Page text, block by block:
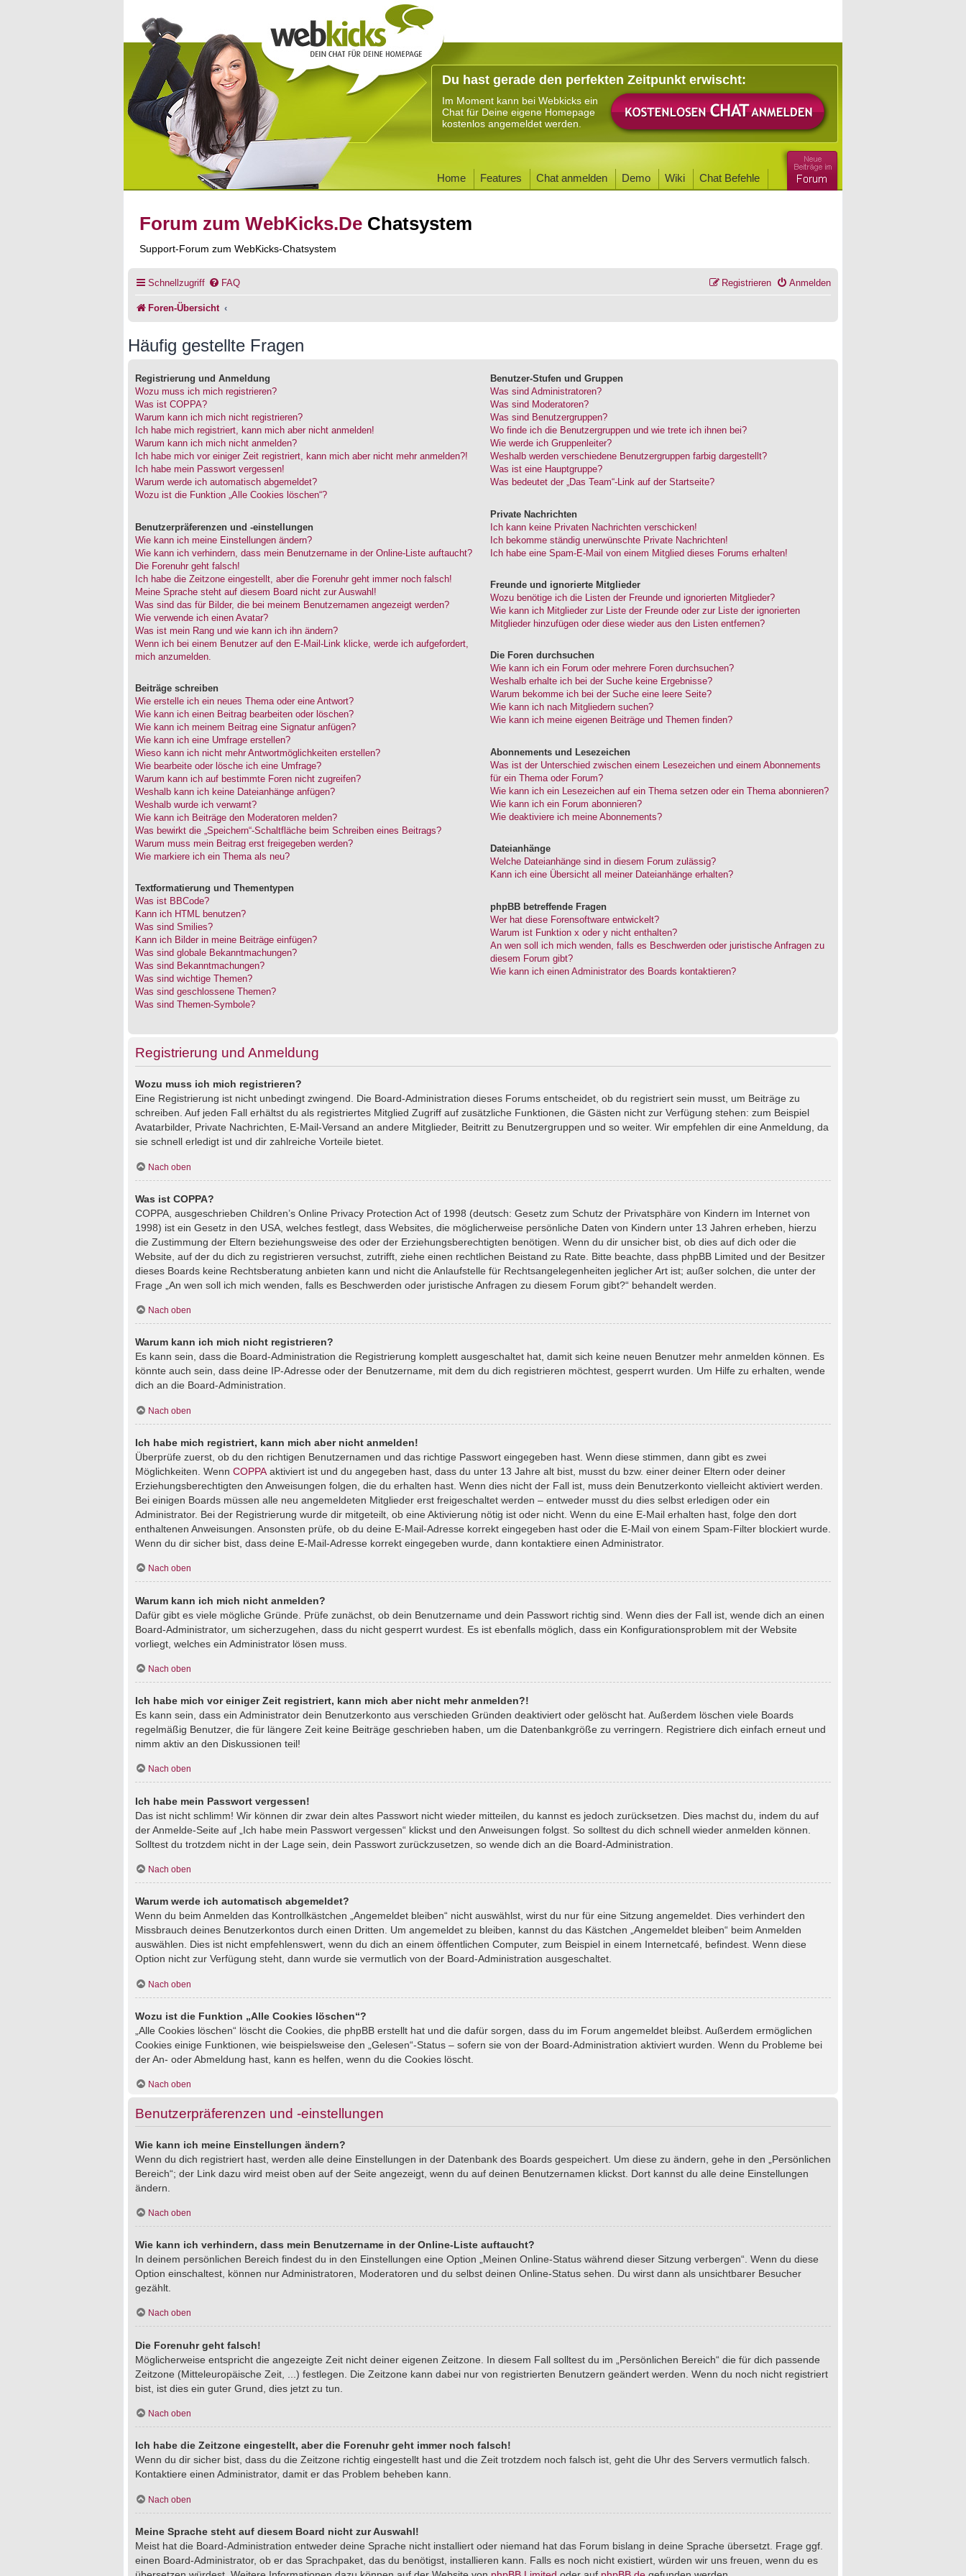
Du hast gerade den perfekten Zeitpunkt erwischt:
Im Moment kann bei Webkicks ein
Chat für Deine eigene Homepage
kostenlos angemeldet werden.
Home Features Chat anmelden Demo Wiki Chat Befehle
Forum zum WebKicks.De Chatsystem
Support-Forum zum WebKicks-Chatsystem
Schnellzugriff FAQ Anmelden
Registrieren
Foren-Übersicht
Häufig gestellte Fragen
Registrierung und Anmeldung
Wozu muss ich mich registrieren?
Was ist COPPA?
Warum kann ich mich nicht registrieren?
Ich habe mich registriert, kann mich aber nicht anmelden!
Warum kann ich mich nicht anmelden?
Ich habe mich vor einiger Zeit registriert, kann mich aber nicht mehr anmelden?!
Ich habe mein Passwort vergessen!
Warum werde ich automatisch abgemeldet?
Wozu ist die Funktion „Alle Cookies löschen“?
Benutzerpräferenzen und -einstellungen
Wie kann ich meine Einstellungen ändern?
Wie kann ich verhindern, dass mein Benutzername in der Online-Liste auftaucht?
Die Forenuhr geht falsch!
Ich habe die Zeitzone eingestellt, aber die Forenuhr geht immer noch falsch!
Meine Sprache steht auf diesem Board nicht zur Auswahl!
Was sind das für Bilder, die bei meinem Benutzernamen angezeigt werden?
Wie verwende ich einen Avatar?
Was ist mein Rang und wie kann ich ihn ändern?
Wenn ich bei einem Benutzer auf den E-Mail-Link klicke, werde ich aufgefordert,
mich anzumelden.
Beiträge schreiben
Wie erstelle ich ein neues Thema oder eine Antwort?
Wie kann ich einen Beitrag bearbeiten oder löschen?
Wie kann ich meinem Beitrag eine Signatur anfügen?
Wie kann ich eine Umfrage erstellen?
Wieso kann ich nicht mehr Antwortmöglichkeiten erstellen?
Wie bearbeite oder lösche ich eine Umfrage?
Warum kann ich auf bestimmte Foren nicht zugreifen?
Weshalb kann ich keine Dateianhänge anfügen?
Weshalb wurde ich verwarnt?
Wie kann ich Beiträge den Moderatoren melden?
Was bewirkt die „Speichern“-Schaltfläche beim Schreiben eines Beitrags?
Warum muss mein Beitrag erst freigegeben werden?
Wie markiere ich ein Thema als neu?
Textformatierung und Thementypen
Was ist BBCode?
Kann ich HTML benutzen?
Was sind Smilies?
Kann ich Bilder in meine Beiträge einfügen?
Was sind globale Bekanntmachungen?
Was sind Bekanntmachungen?
Was sind wichtige Themen?
Was sind geschlossene Themen?
Was sind Themen-Symbole?
Benutzer-Stufen und Gruppen
Was sind Administratoren?
Was sind Moderatoren?
Was sind Benutzergruppen?
Wo finde ich die Benutzergruppen und wie trete ich ihnen bei?
Wie werde ich Gruppenleiter?
Weshalb werden verschiedene Benutzergruppen farbig dargestellt?
Was ist eine Hauptgruppe?
Was bedeutet der „Das Team“-Link auf der Startseite?
Private Nachrichten
Ich kann keine Privaten Nachrichten verschicken!
Ich bekomme ständig unerwünschte Private Nachrichten!
Ich habe eine Spam-E-Mail von einem Mitglied dieses Forums erhalten!
Freunde und ignorierte Mitglieder
Wozu benötige ich die Listen der Freunde und ignorierten Mitglieder?
Wie kann ich Mitglieder zur Liste der Freunde oder zur Liste der ignorierten
Mitglieder hinzufügen oder diese wieder aus den Listen entfernen?
Die Foren durchsuchen
Wie kann ich ein Forum oder mehrere Foren durchsuchen?
Weshalb erhalte ich bei der Suche keine Ergebnisse?
Warum bekomme ich bei der Suche eine leere Seite?
Wie kann ich nach Mitgliedern suchen?
Wie kann ich meine eigenen Beiträge und Themen finden?
Abonnements und Lesezeichen
Was ist der Unterschied zwischen einem Lesezeichen und einem Abonnements
für ein Thema oder Forum?
Wie kann ich ein Lesezeichen auf ein Thema setzen oder ein Thema abonnieren?
Wie kann ich ein Forum abonnieren?
Wie deaktiviere ich meine Abonnements?
Dateianhänge
Welche Dateianhänge sind in diesem Forum zulässig?
Kann ich eine Übersicht all meiner Dateianhänge erhalten?
phpBB betreffende Fragen
Wer hat diese Forensoftware entwickelt?
Warum ist Funktion x oder y nicht enthalten?
An wen soll ich mich wenden, falls es Beschwerden oder juristische Anfragen zu
diesem Forum gibt?
Wie kann ich einen Administrator des Boards kontaktieren?
Registrierung und Anmeldung
Wozu muss ich mich registrieren?
Eine Registrierung ist nicht unbedingt zwingend. Die Board-Administration dieses Forums entscheidet, ob du registriert sein musst, um Beiträge zu
schreiben. Auf jeden Fall erhältst du als registriertes Mitglied Zugriff auf zusätzliche Funktionen, die Gästen nicht zur Verfügung stehen: zum Beispiel
Avatarbilder, Private Nachrichten, E-Mail-Versand an andere Mitglieder, Beitritt zu Benutzergruppen und so weiter. Wir empfehlen dir eine Anmeldung, da
sie schnell erledigt ist und dir zahlreiche Vorteile bietet.
Nach oben
Was ist COPPA?
COPPA, ausgeschrieben Children’s Online Privacy Protection Act of 1998 (deutsch: Gesetz zum Schutz der Privatsphäre von Kindern im Internet von
1998) ist ein Gesetz in den USA, welches festlegt, dass Websites, die möglicherweise persönliche Daten von Kindern unter 13 Jahren erheben, hierzu
die Zustimmung der Eltern beziehungsweise des oder der Erziehungsberechtigten benötigen. Wenn du dir unsicher bist, ob dies auf dich oder die
Website, auf der du dich zu registrieren versuchst, zutrifft, ziehe einen rechtlichen Beistand zu Rate. Bitte beachte, dass phpBB Limited und der Besitzer
dieses Boards keine Rechtsberatung anbieten kann und nicht die Anlaufstelle für Rechtsangelegenheiten jeglicher Art ist; außer solchen, die unter der
Frage „An wen soll ich mich wenden, falls es Beschwerden oder juristische Anfragen zu diesem Forum gibt?“ behandelt werden.
Nach oben
Warum kann ich mich nicht registrieren?
Es kann sein, dass die Board-Administration die Registrierung komplett ausgeschaltet hat, damit sich keine neuen Benutzer mehr anmelden können. Es
könnte auch sein, dass deine IP-Adresse oder der Benutzername, mit dem du dich registrieren möchtest, gesperrt wurden. Um Hilfe zu erhalten, wende
dich an die Board-Administration.
Nach oben
Ich habe mich registriert, kann mich aber nicht anmelden!
Überprüfe zuerst, ob du den richtigen Benutzernamen und das richtige Passwort eingegeben hast. Wenn diese stimmen, dann gibt es zwei
Möglichkeiten. Wenn COPPA aktiviert ist und du angegeben hast, dass du unter 13 Jahre alt bist, musst du bzw. einer deiner Eltern oder deiner
Erziehungsberechtigten den Anweisungen folgen, die du erhalten hast. Wenn dies nicht der Fall ist, muss dein Benutzerkonto vielleicht aktiviert werden.
Bei einigen Boards müssen alle neu angemeldeten Mitglieder erst freigeschaltet werden – entweder musst du dies selbst erledigen oder ein
Administrator. Bei der Registrierung wurde dir mitgeteilt, ob eine Aktivierung nötig ist oder nicht. Wenn du eine E-Mail erhalten hast, folge den dort
enthaltenen Anweisungen. Ansonsten prüfe, ob du deine E-Mail-Adresse korrekt eingegeben hast oder die E-Mail von einem Spam-Filter blockiert wurde.
Wenn du dir sicher bist, dass deine E-Mail-Adresse korrekt eingegeben wurde, dann kontaktiere einen Administrator.
Nach oben
Warum kann ich mich nicht anmelden?
Dafür gibt es viele mögliche Gründe. Prüfe zunächst, ob dein Benutzername und dein Passwort richtig sind. Wenn dies der Fall ist, wende dich an einen
Board-Administrator, um sicherzugehen, dass du nicht gesperrt wurdest. Es ist ebenfalls möglich, dass ein Konfigurationsproblem mit der Website
vorliegt, welches ein Administrator lösen muss.
Nach oben
Ich habe mich vor einiger Zeit registriert, kann mich aber nicht mehr anmelden?!
Es kann sein, dass ein Administrator dein Benutzerkonto aus verschieden Gründen deaktiviert oder gelöscht hat. Außerdem löschen viele Boards
regelmäßig Benutzer, die für längere Zeit keine Beiträge geschrieben haben, um die Datenbankgröße zu verringern. Registriere dich einfach erneut und
nimm aktiv an den Diskussionen teil!
Nach oben
Ich habe mein Passwort vergessen!
Das ist nicht schlimm! Wir können dir zwar dein altes Passwort nicht wieder mitteilen, du kannst es jedoch zurücksetzen. Dies machst du, indem du auf
der Anmelde-Seite auf „Ich habe mein Passwort vergessen“ klickst und den Anweisungen folgst. So solltest du dich schnell wieder anmelden können.
Solltest du trotzdem nicht in der Lage sein, dein Passwort zurückzusetzen, so wende dich an die Board-Administration.
Nach oben
Warum werde ich automatisch abgemeldet?
Wenn du beim Anmelden das Kontrollkästchen „Angemeldet bleiben“ nicht auswählst, wirst du nur für eine Sitzung angemeldet. Dies verhindert den
Missbrauch deines Benutzerkontos durch einen Dritten. Um angemeldet zu bleiben, kannst du das Kästchen „Angemeldet bleiben“ beim Anmelden
auswählen. Dies ist nicht empfehlenswert, wenn du dich an einem öffentlichen Computer, zum Beispiel in einem Internetcafé, befindest. Wenn diese
Option nicht zur Verfügung steht, dann wurde sie vermutlich von der Board-Administration ausgeschaltet.
Nach oben
Wozu ist die Funktion „Alle Cookies löschen“?
„Alle Cookies löschen“ löscht die Cookies, die phpBB erstellt hat und die dafür sorgen, dass du im Forum angemeldet bleibst. Außerdem ermöglichen
Cookies einige Funktionen, wie beispielsweise den „Gelesen“-Status – sofern sie von der Board-Administration aktiviert wurden. Wenn du Probleme bei
der An- oder Abmeldung hast, kann es helfen, wenn du die Cookies löscht.
Nach oben
Benutzerpräferenzen und -einstellungen
Wie kann ich meine Einstellungen ändern?
Wenn du dich registriert hast, werden alle deine Einstellungen in der Datenbank des Boards gespeichert. Um diese zu ändern, gehe in den „Persönlichen
Bereich“; der Link dazu wird meist oben auf der Seite angezeigt, wenn du auf deinen Benutzernamen klickst. Dort kannst du alle deine Einstellungen
ändern.
Nach oben
Wie kann ich verhindern, dass mein Benutzername in der Online-Liste auftaucht?
In deinem persönlichen Bereich findest du in den Einstellungen eine Option „Meinen Online-Status während dieser Sitzung verbergen“. Wenn du diese
Option einschaltest, können nur Administratoren, Moderatoren und du selbst deinen Online-Status sehen. Du wirst dann als unsichtbarer Besucher
gezählt.
Nach oben
Die Forenuhr geht falsch!
Möglicherweise entspricht die angezeigte Zeit nicht deiner eigenen Zeitzone. In diesem Fall solltest du im „Persönlichen Bereich“ die für dich passende
Zeitzone (Mitteleuropäische Zeit, ...) festlegen. Die Zeitzone kann dabei nur von registrierten Benutzern geändert werden. Wenn du noch nicht registriert
bist, ist dies ein guter Grund, dies jetzt zu tun.
Nach oben
Ich habe die Zeitzone eingestellt, aber die Forenuhr geht immer noch falsch!
Wenn du dir sicher bist, dass du die Zeitzone richtig eingestellt hast und die Zeit trotzdem noch falsch ist, geht die Uhr des Servers vermutlich falsch.
Kontaktiere einen Administrator, damit er das Problem beheben kann.
Nach oben
Meine Sprache steht auf diesem Board nicht zur Auswahl!
Meist hat die Board-Administration entweder deine Sprache nicht installiert oder niemand hat das Forum bislang in deine Sprache übersetzt. Frage ggf.
einen Board-Administrator, ob er das Sprachpaket, das du benötigst, installieren kann. Falls es noch nicht existiert, würden wir uns freuen, wenn du es